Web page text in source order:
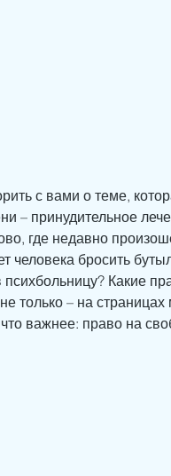
с вами о теме,
– принудительное
где недавно
человека бросить
психбольницу? Какие
только – на страницах
важнее: право на